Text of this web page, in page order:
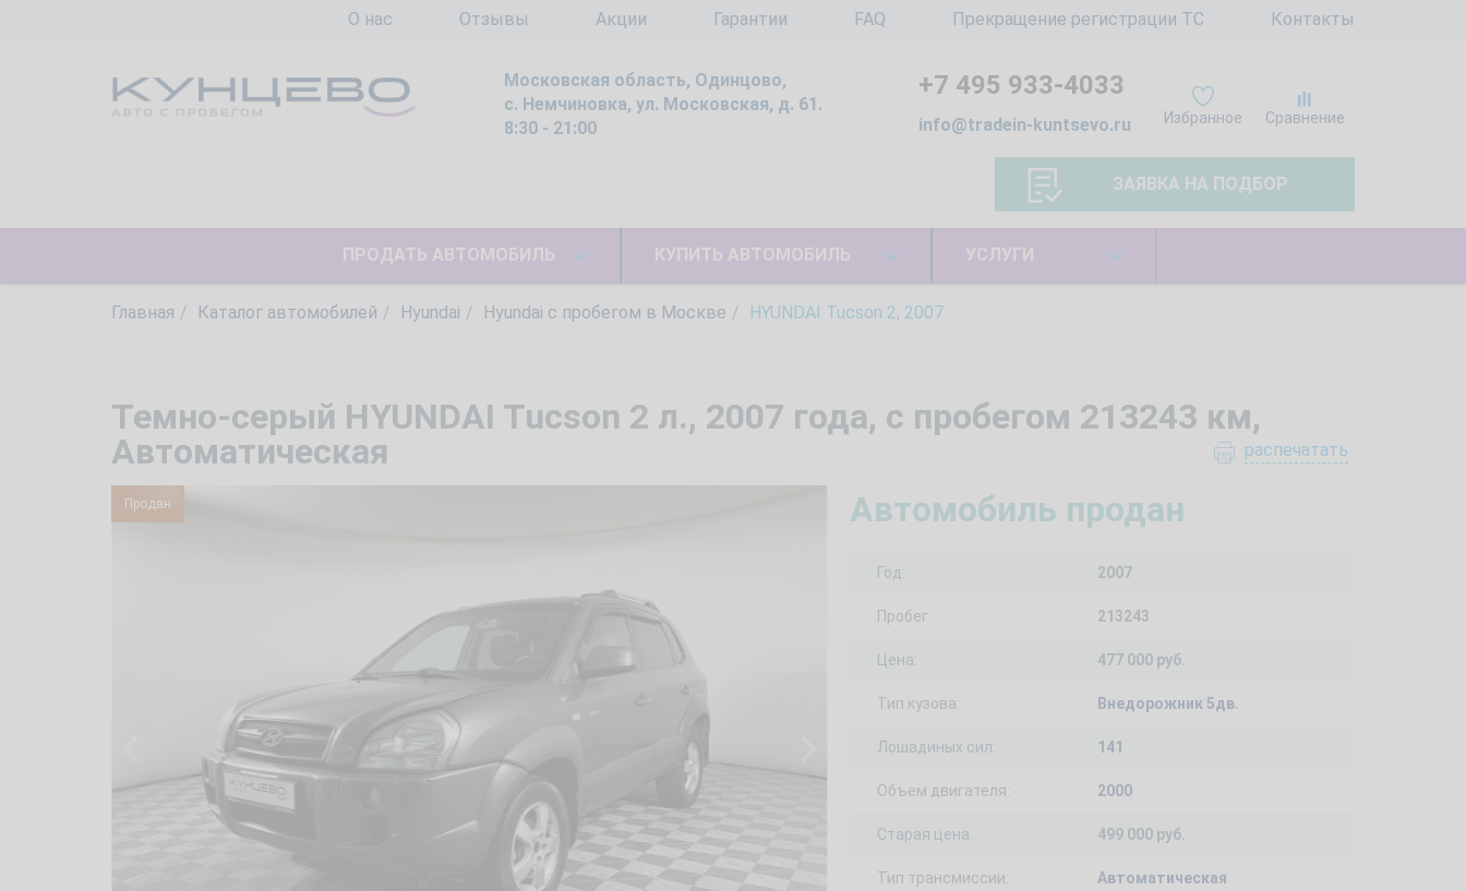
О нас Отзывы Акции Гарантии FAQ Прекращение регистрации ТС Контакты
Московская область, Одинцово,
с. Немчиновка, ул. Московская, д. 61.
8:30 - 21:00
Избранное Сравнение
+7 495 933-4033
info@tradein-kuntsevo.ru
ЗАЯВКА НА ПОДБОР
ПРОДАТЬ АВТОМОБИЛЬ КУПИТЬ АВТОМОБИЛЬ УСЛУГИ
Главная Каталог автомобилей Hyundai Hyundai с пробегом в Москве HYUNDAI Tucson 2, 2007
Темно-серый HYUNDAI Tucson 2 л., 2007 года, с пробегом 213243 км,
Автоматическая
Продан
распечатать
Автомобиль продан
Год: 2007
Пробег: 213243
Цена: 477 000 руб.
Тип кузова: Внедорожник 5дв.
Лошадиных сил: 141
Объем двигателя: 2000
Старая цена: 499 000 руб.
Тип трансмиссии: Автоматическая